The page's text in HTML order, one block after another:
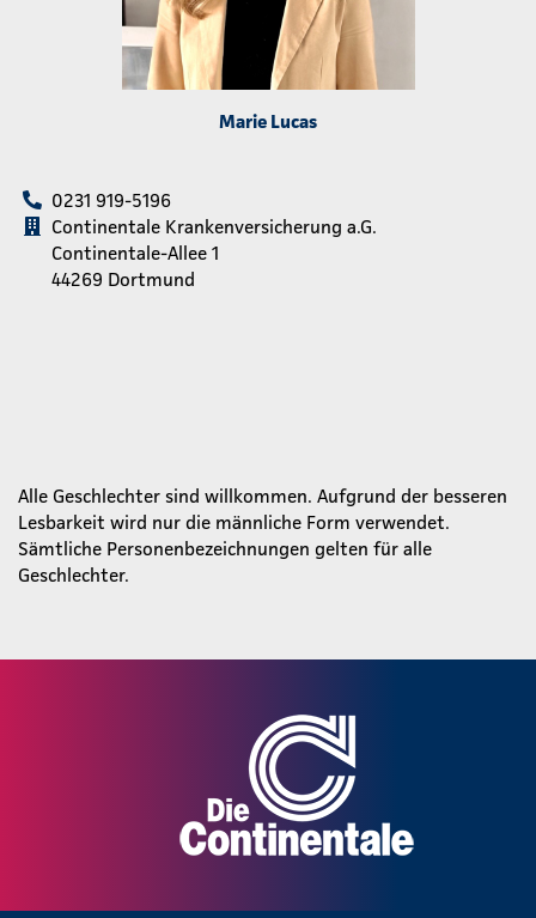
Marie Lucas
0231 919-5196
Continentale Krankenversicherung a.G.
Continentale-Allee 1
44269 Dortmund
Alle Geschlechter sind willkommen. Aufgrund der besseren
Lesbarkeit wird nur die männliche Form verwendet.
Sämtliche Personenbezeichnungen gelten für alle
Geschlechter.